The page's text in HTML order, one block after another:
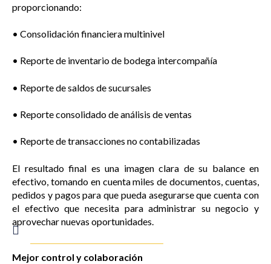
proporcionando:
• Consolidación financiera multinivel
• Reporte de inventario de bodega intercompañía
• Reporte de saldos de sucursales
• Reporte consolidado de análisis de ventas
• Reporte de transacciones no contabilizadas
El resultado final es una imagen clara de su balance en
efectivo, tomando en cuenta miles de documentos, cuentas,
pedidos y pagos para que pueda asegurarse que cuenta con
el efectivo que necesita para administrar su negocio y
aprovechar nuevas oportunidades.
Mejor control y colaboración